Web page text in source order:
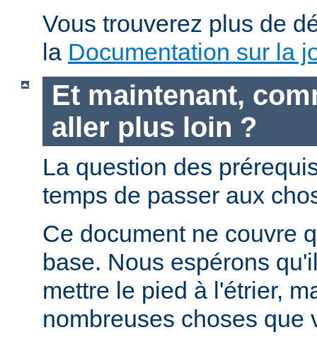
Vous trouverez plus de
la Documentation sur la
Et maintenant,
aller plus loin ?
La question des
temps de passer aux
Ce document ne couvre
base. Nous espérons
mettre le pied à l'étrier,
nombreuses choses que